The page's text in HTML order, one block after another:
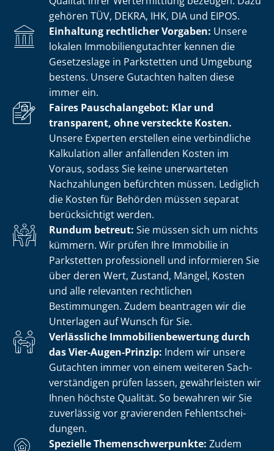
gehören TÜV, DEKRA, IHK, DIA und EIPOS.
Einhaltung rechtlicher Vorgaben: Unsere
lokalen Im­mo­bi­li­en­gut­ach­ter kennen die
Gesetzeslage in Parkstetten und Umgebung
bestens. Unsere Gutachten halten diese
immer ein.
Faires Pauschalangebot: Klar und
transparent, ohne versteckte Kosten.
Unsere Experten erstellen eine verbindliche
Kalkulation aller anfallenden Kosten im
Voraus, sodass Sie keine unerwarteten
Nachzahlungen befürchten müssen. Lediglich
die Kosten für Behörden müssen separat
berücksichtigt werden.
Rundum betreut: Sie müssen sich um nichts
kümmern. Wir prüfen Ihre Immobilie in
Parkstetten professionell und informieren Sie
über deren Wert, Zustand, Mängel, Kosten
und alle relevanten rechtlichen
Bestimmungen. Zudem beantragen wir die
Unterlagen auf Wunsch für Sie.
Verlässliche Im­mo­bi­li­en­be­wer­tung durch
das Vier-Augen-Prinzip: Indem wir unsere
Gutachten immer von einem weiteren Sach­
ver­stän­di­gen prüfen lassen, gewährleisten wir
Ihnen höchste Qualität. So bewahren wir Sie
zuverlässig vor gravierenden Fehl­ent­schei­
dun­gen.
Spezielle The­men­schwer­punk­te: Zudem